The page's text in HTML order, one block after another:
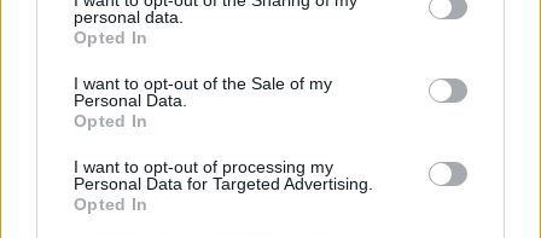
grant or deny consent to Google and its third-party tags to
use your data for below specified purposes in below Google
consent section.
personal data.
Opted In
I want to opt-out of the Sale of my
Personal Data.
Opted In
I want to opt-out of processing my
Personal Data for Targeted Advertising.
Opted In
Mobilra készült el a népszerű szezon végi autóverseny, a Race
of Champions játékváltozata. Több korábbi pályán, számos a
kísérletezhetünk.
részletek